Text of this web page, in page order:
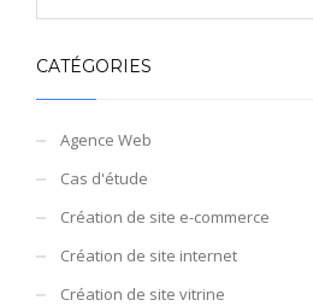
CATÉGORIES
Agence Web
Cas d'étude
Création de site e-commerce
Création de site internet
Création de site vitrine